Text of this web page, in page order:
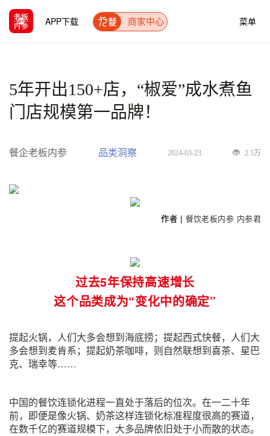
菜单
APP下载 商家中心
5年开出150+店，“椒爱”成水煮鱼
门店规模第一品牌！
餐企老板内参 品类洞察 2024-03-23 2.5万
作者 | 餐饮老板内参 内参君
过去5年保持高速增长
这个品类成为“变化中的确定”
提起火锅，人们大多会想到海底捞；提起西式快餐，人们大
多会想到麦肯系；提起奶茶咖啡，则自然联想到喜茶、星巴
克、瑞幸等……
中国的餐饮连锁化进程一直处于落后的位次。在一二十年
前，即便是像火锅、奶茶这样连锁化标准程度很高的赛道，
在数千亿的赛道规模下，大多品牌依旧处于小而散的状态。